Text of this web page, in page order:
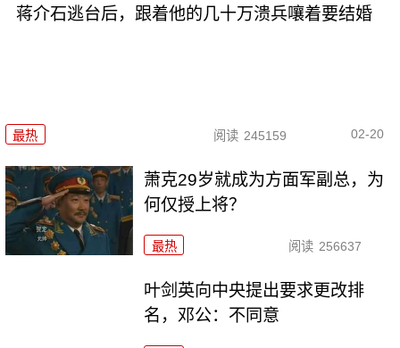
蒋介石逃台后，跟着他的几十万溃兵嚷着要结婚
最热 阅读 245159 02-20
萧克29岁就成为方面军副总，为
何仅授上将？
最热 阅读 256637
叶剑英向中央提出要求更改排
名，邓公：不同意